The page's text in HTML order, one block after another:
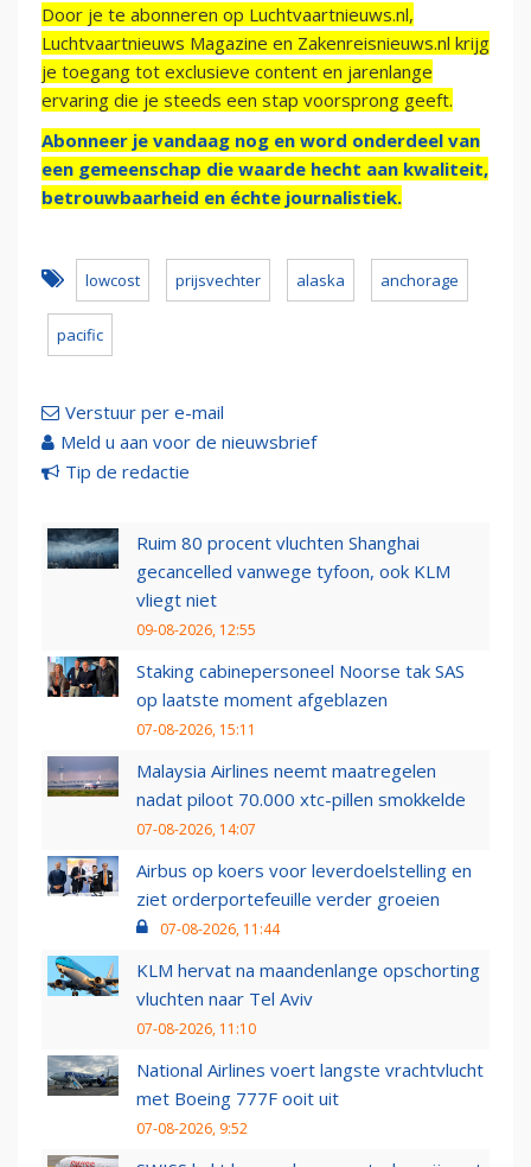
Door je te abonneren op Luchtvaartnieuws.nl,
Luchtvaartnieuws Magazine en Zakenreisnieuws.nl krijg
je toegang tot exclusieve content en jarenlange
ervaring die je steeds een stap voorsprong geeft.
Abonneer je vandaag nog en word onderdeel van
een gemeenschap die waarde hecht aan kwaliteit,
betrouwbaarheid en échte journalistiek.
lowcost prijsvechter alaska anchorage
pacific
Verstuur per e-mail
Meld u aan voor de nieuwsbrief
Tip de redactie
Ruim 80 procent vluchten Shanghai
gecancelled vanwege tyfoon, ook KLM
vliegt niet
09-08-2026, 12:55
Staking cabinepersoneel Noorse tak SAS
op laatste moment afgeblazen
07-08-2026, 15:11
Malaysia Airlines neemt maatregelen
nadat piloot 70.000 xtc-pillen smokkelde
07-08-2026, 14:07
Airbus op koers voor leverdoelstelling en
ziet orderportefeuille verder groeien
07-08-2026, 11:44
KLM hervat na maandenlange opschorting
vluchten naar Tel Aviv
07-08-2026, 11:10
National Airlines voert langste vrachtvlucht
met Boeing 777F ooit uit
07-08-2026, 9:52